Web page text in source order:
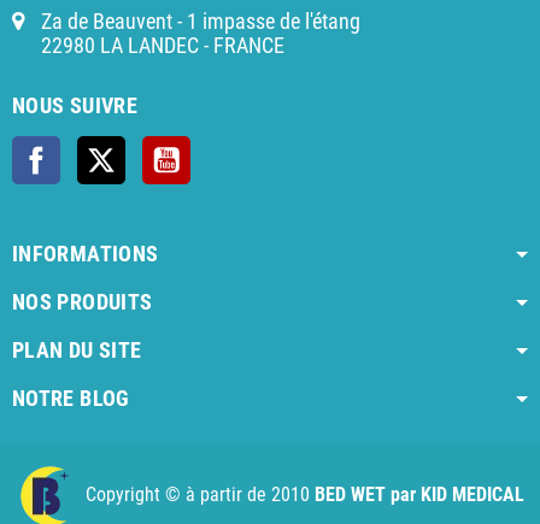
Za de Beauvent - 1 impasse de l'étang
22980 LA LANDEC - FRANCE
NOUS SUIVRE
Facebook
INFORMATIONS
NOS PRODUITS
PLAN DU SITE
NOTRE BLOG
Copyright © à partir de 2010 BED WET par KID MEDICAL